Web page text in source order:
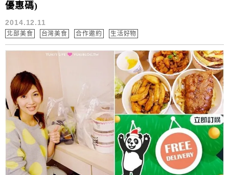
優惠碼)
2014.12.11
北部美食 台灣美食 合作邀約 生活好物